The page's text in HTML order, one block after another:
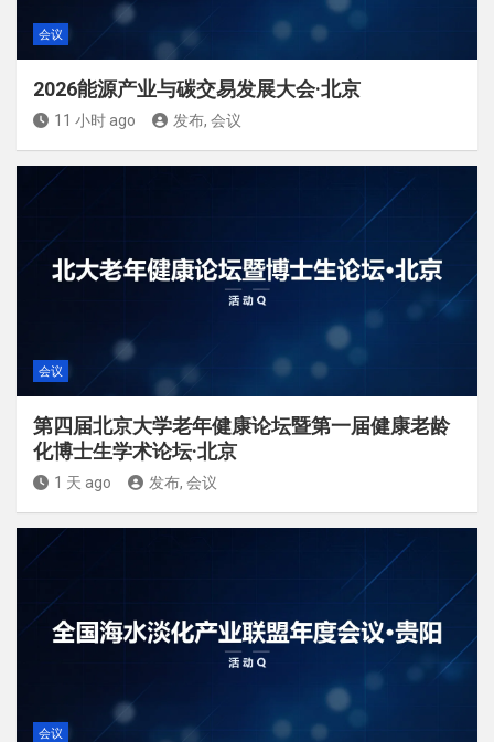
会议
2026能源产业与碳交易发展大会·北京
11 小时 ago 发布, 会议
会议
第四届北京大学老年健康论坛暨第一届健康老龄
化博士生学术论坛·北京
1 天 ago 发布, 会议
会议